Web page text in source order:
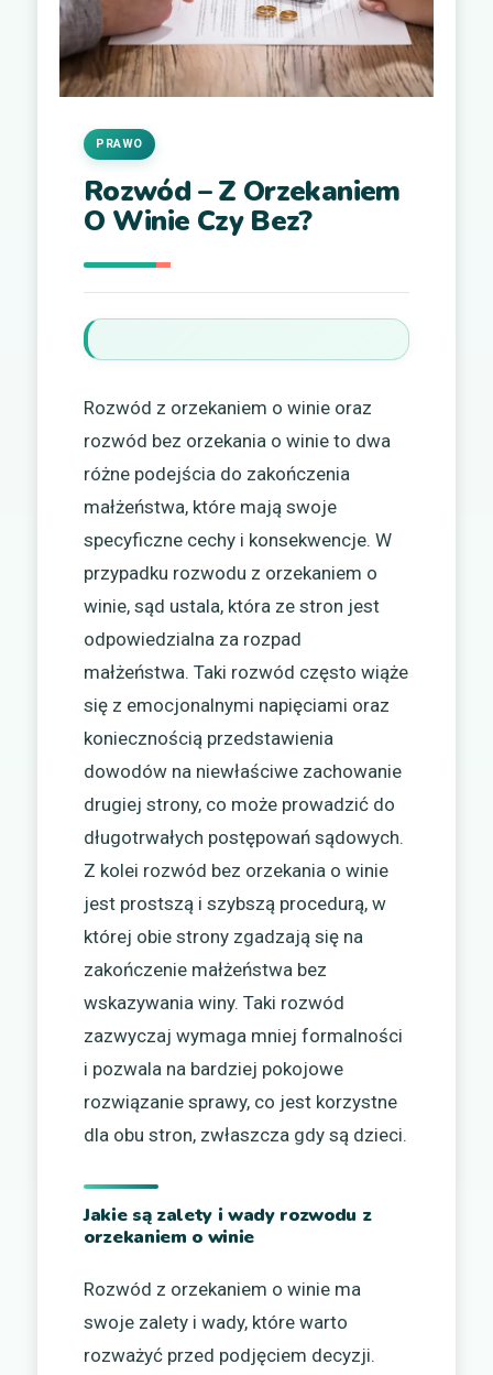
Rozwód – Z Orzekaniem
O Winie Czy Bez?
PRAWO
Rozwód z orzekaniem o winie oraz
rozwód bez orzekania o winie to dwa
różne podejścia do zakończenia
małżeństwa, które mają swoje
specyficzne cechy i konsekwencje. W
przypadku rozwodu z orzekaniem o
winie, sąd ustala, która ze stron jest
odpowiedzialna za rozpad
małżeństwa. Taki rozwód często wiąże
się z emocjonalnymi napięciami oraz
koniecznością przedstawienia
dowodów na niewłaściwe zachowanie
drugiej strony, co może prowadzić do
długotrwałych postępowań sądowych.
Z kolei rozwód bez orzekania o winie
jest prostszą i szybszą procedurą, w
której obie strony zgadzają się na
zakończenie małżeństwa bez
wskazywania winy. Taki rozwód
zazwyczaj wymaga mniej formalności
i pozwala na bardziej pokojowe
rozwiązanie sprawy, co jest korzystne
dla obu stron, zwłaszcza gdy są dzieci.
Jakie są zalety i wady rozwodu z
orzekaniem o winie
Rozwód z orzekaniem o winie ma
swoje zalety i wady, które warto
rozważyć przed podjęciem decyzji.